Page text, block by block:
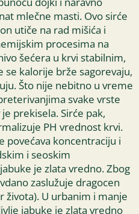
mlečne masti. Ovo sirće
utiče na rad mišića i
procesima na
šećera u krvi stabilnim,
se kalorije brže sagorevaju,
Što nije nebitno u vreme
svake vrste
prekisela. Sirće pak,
PH vrednost krvi.
povećava koncentraciju i
i seoskim
je zlata vredno. Zbog
zaslužuje dragocen
života). U urbanim i manje
jabuke je zlata vredno